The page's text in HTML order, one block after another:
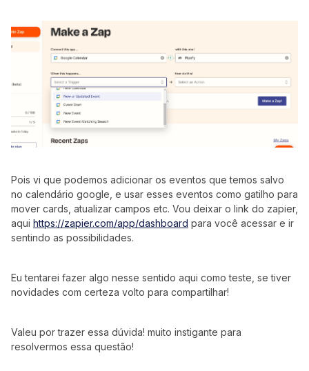
Pois vi que podemos adicionar os eventos que temos salvo
no calendário google, e usar esses eventos como gatilho para
mover cards, atualizar campos etc. Vou deixar o link do zapier,
aqui https://zapier.com/app/dashboard para você acessar e ir
sentindo as possibilidades.
Eu tentarei fazer algo nesse sentido aqui como teste, se tiver
novidades com certeza volto para compartilhar!
Valeu por trazer essa dúvida! muito instigante para
resolvermos essa questão!